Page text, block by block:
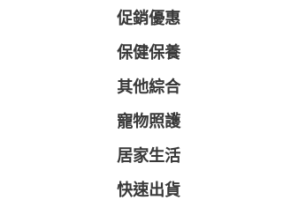
促銷優惠
保健保養
其他綜合
寵物照護
居家生活
快速出貨